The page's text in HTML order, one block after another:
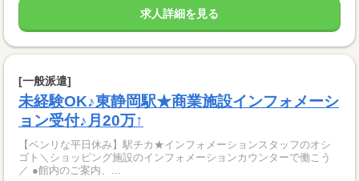
求人詳細を見る
[一般派遣]
未経験OK♪東静岡駅★商業施設インフォメーシ
ョン受付♪月20万↑
【ベンリな平日休み】駅チカ★インフォメーションスタッフのオシ
ゴト＼ショッピング施設のインフォメーションカウンターで働こう
／ ●館内のご案内、...